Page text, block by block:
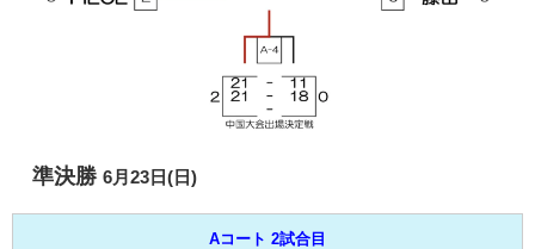
準決勝 6月23日(日)
Aコート 2試合目